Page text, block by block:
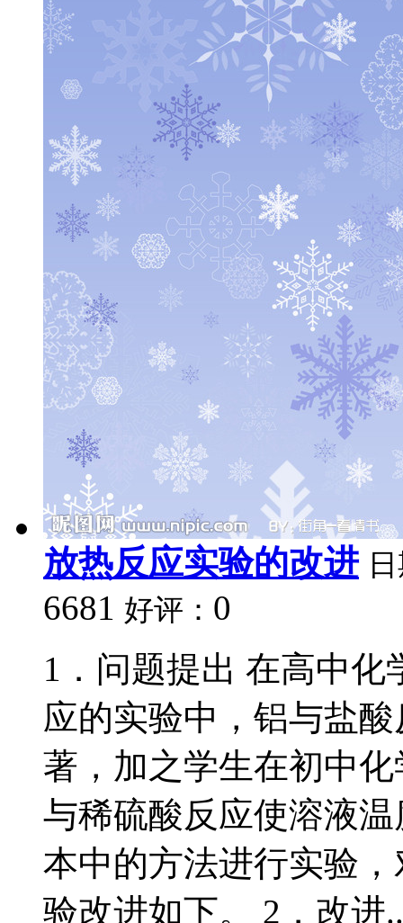
放热反应实验的改进
6681 好评： 0
1．问题提出 在高中
应的实验中，铝与盐
著，加之学生在初中
与稀硫酸反应使溶液
本中的方法进行实验
验改进如下。 2．改进